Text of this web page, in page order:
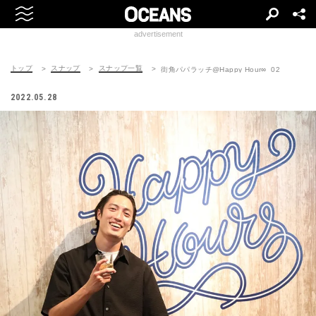
advertisement
トップ スナップ スナップ一覧 街角パパラッチ@Happy Hour∞_02
2022.05.28